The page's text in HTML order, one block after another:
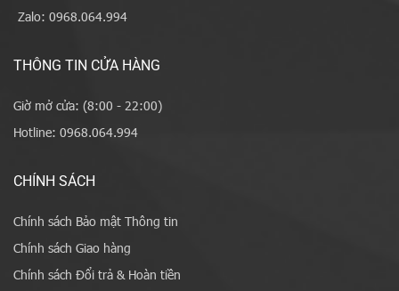
Zalo: 0968.064.994
THÔNG TIN CỬA HÀNG
Giờ mở cửa: (8:00 - 22:00)
Hotline: 0968.064.994
CHÍNH SÁCH
Chính sách Bảo mật Thông tin
Chính sách Giao hàng
Chính sách Đổi trả & Hoàn tiền